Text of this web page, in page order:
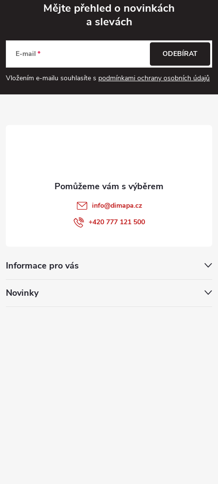
p
a
Mějte přehled o novinkách
a slevách
E-mail
Vložením e-mailu souhlasíte s podmínkami ochrany osobních údajů
ODEBÍRAT
Informace pro vás
Novinky
info@dimapa.cz
+420 777 121 500